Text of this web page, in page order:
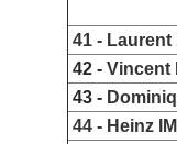
41 - Laurent
42 - Vincent
43 -
44 - Heinz